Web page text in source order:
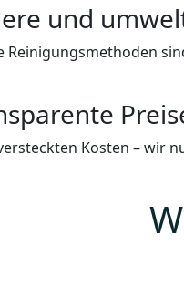
und
Reinigungsmethoden
Kosten – wir